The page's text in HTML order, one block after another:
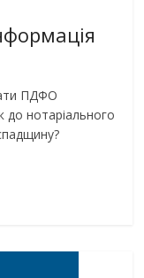
ПДФО
до нотаріального